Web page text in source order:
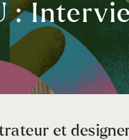
:
et